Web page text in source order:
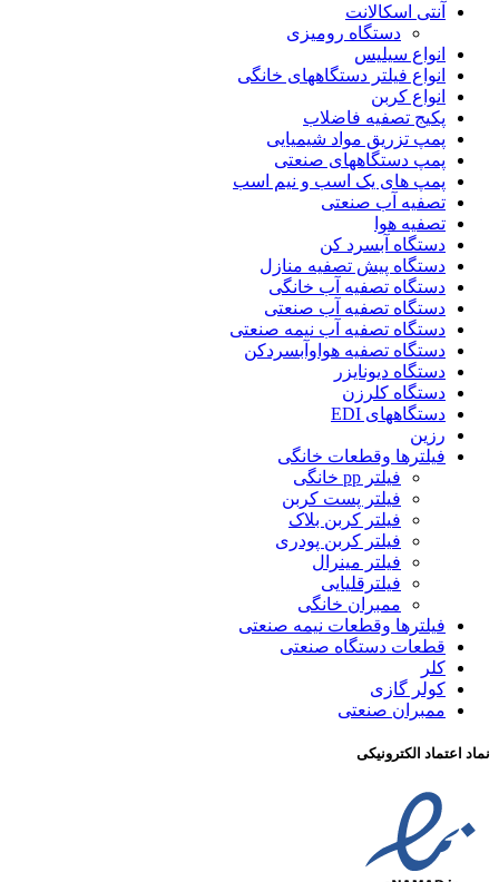
آنتی اسکالانت
دستگاه رومیزی
انواع سیلیس
انواع فیلتر دستگاههای خانگی
انواع کربن
پکیج تصفیه فاضلاب
پمپ تزریق مواد شیمیایی
پمپ دستگاههای صنعتی
پمپ های یک اسب و نیم اسب
تصفیه آب صنعتی
تصفیه هوا
دستگاه آبسرد کن
دستگاه پیش تصفیه منازل
دستگاه تصفیه آب خانگی
دستگاه تصفیه آب صنعتی
دستگاه تصفیه آب نیمه صنعتی
دستگاه تصفیه هواوآبسردکن
دستگاه دیونایزر
دستگاه کلرزن
دستگاههای EDI
رزین
فیلترها وقطعات خانگی
فیلتر pp خانگی
فیلتر پست کربن
فیلتر کربن بلاک
فیلتر کربن پودری
فیلتر مینرال
فیلترقلیایی
ممبران خانگی
فیلترها وقطعات نیمه صنعتی
قطعات دستگاه صنعتی
کلر
کولر گازی
ممبران صنعتی
نماد اعتماد الکترونیکی